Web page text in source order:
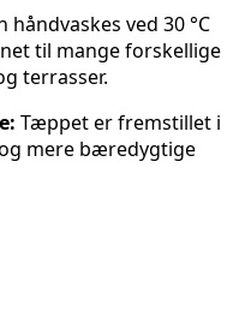
håndvaskes ved 30 °C
til mange forskellige
terrasser.
Tæppet er fremstillet i
mere bæredygtige